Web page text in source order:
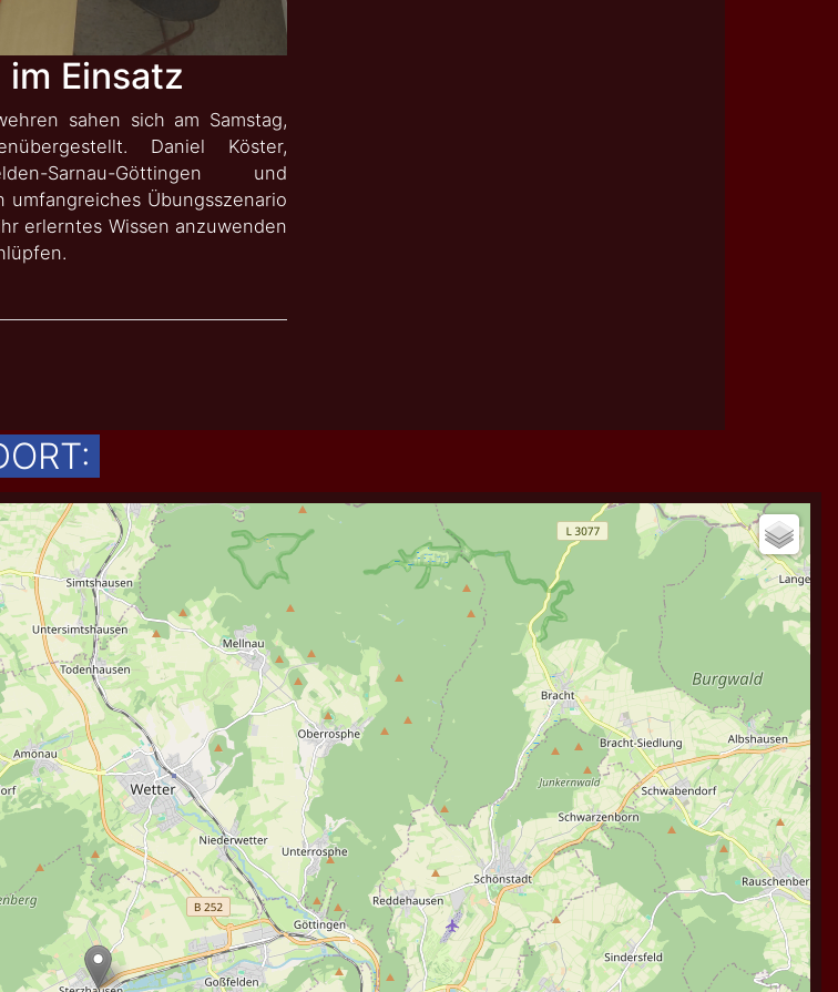
Einsatz
sahen sich am Samstag,
Daniel Köster,
Sarnau-Göttingen und
Übungsszenario
erlerntes Wissen anzuwenden